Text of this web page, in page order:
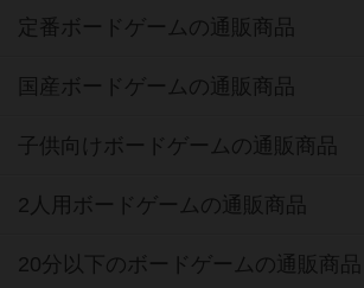
定番ボードゲームの通販商品
国産ボードゲームの通販商品
子供向けボードゲームの通販商品
2人用ボードゲームの通販商品
20分以下のボードゲームの通販商品